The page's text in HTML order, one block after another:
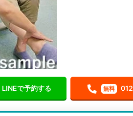
LINEで予約する 無料